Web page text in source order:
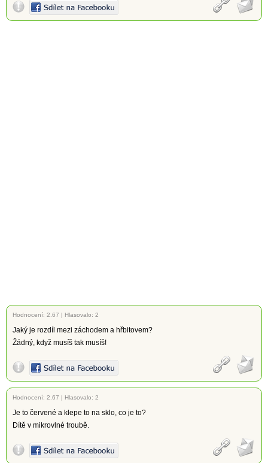
Hodnocení: 2.67 | Hlasovalo: 2
Jaký je rozdíl mezi záchodem a hřbitovem?
Žádný, když musíš tak musíš!
Hodnocení: 2.67 | Hlasovalo: 2
Je to červené a klepe to na sklo, co je to?
Dítě v mikrovlné troubě.